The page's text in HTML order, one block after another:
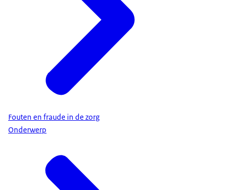
Fouten en fraude in de zorg
Onderwerp